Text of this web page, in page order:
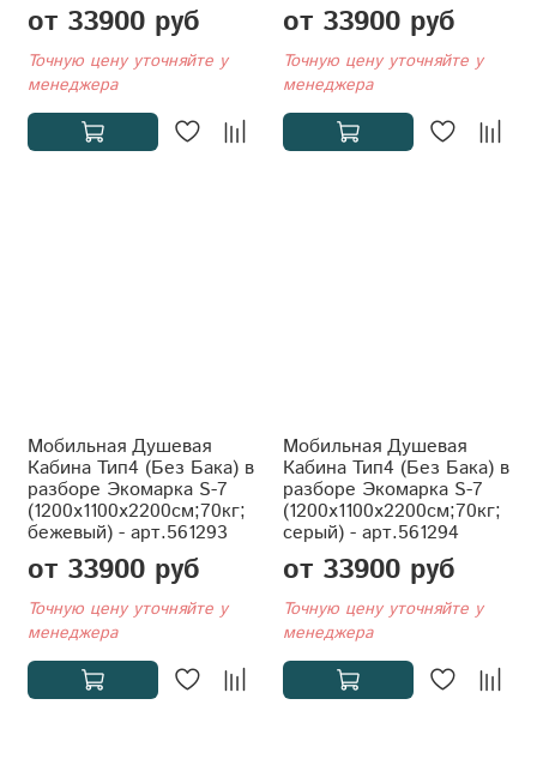
от 33900 руб
Точную цену уточняйте у
менеджера
от 33900 руб
Точную цену уточняйте у
менеджера
Мобильная Душевая
Кабина Тип4 (Без Бака) в
разборе Экомарка S-7
(1200x1100x2200см;70кг;
бежевый) - арт.561293
от 33900 руб
Точную цену уточняйте у
менеджера
Мобильная Душевая
Кабина Тип4 (Без Бака) в
разборе Экомарка S-7
(1200x1100x2200см;70кг;
серый) - арт.561294
от 33900 руб
Точную цену уточняйте у
менеджера